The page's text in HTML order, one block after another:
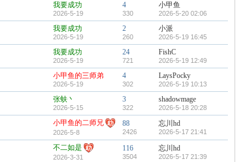
我要成功
2026-5-19
4
330
小甲鱼
2026-5-20 02:06
我要成功
2026-5-19
2
260
小派
2026-5-19 16:45
我要成功
2026-5-19
24
721
FishC
2026-5-19 12:49
小甲鱼的三师弟
2026-5-19
4
302
LaysPocky
2026-5-19 10:13
张蚨丶
2026-5-15
3
322
shadowmage
2026-5-18 20:28
小甲鱼的二师兄
2026-5-8
88
2426
忘川hd
2026-5-17 21:41
不二如是
2026-3-31
116
3504
忘川hd
2026-5-17 21:39